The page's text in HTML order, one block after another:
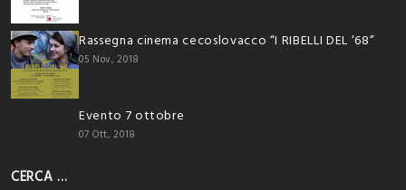
Rassegna cinema cecoslovacco “I RIBELLI DEL ‘68”
05 Nov, 2018
Evento 7 ottobre
07 Ott, 2018
CERCA …